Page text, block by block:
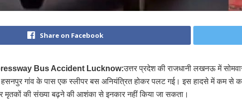
Share on Facebook
Bus Accident Lucknow:उत्तर प्रदेश की राजधानी लखनऊ में
हसनपुर गांव के पास एक स्लीपर बस अनियंत्रित होकर पलट गई। इस हादसे में कम से
मृतकों की संख्या बढ़ने की आशंका से इनकार नहीं किया जा सकता।